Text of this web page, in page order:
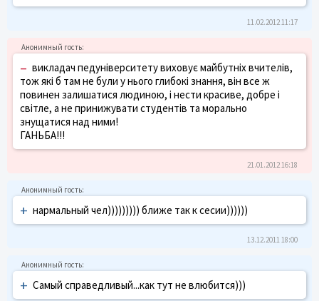
11.02.2012 11:17
– викладач педуніверситету виховує майбутніх вчителів,
тож які б там не були у нього глибокі знання, він все ж
повинен залишатися людиною, і нести красиве, добре і
світле, а не принижувати студентів та морально
знущатися над ними!
ГАНЬБА!!!
21.01.2012 16:18
+ нармальный чел))))))))) ближе так к сесии))))))
13.12.2011 18:00
+ Самый справедливый...как тут не влюбится)))